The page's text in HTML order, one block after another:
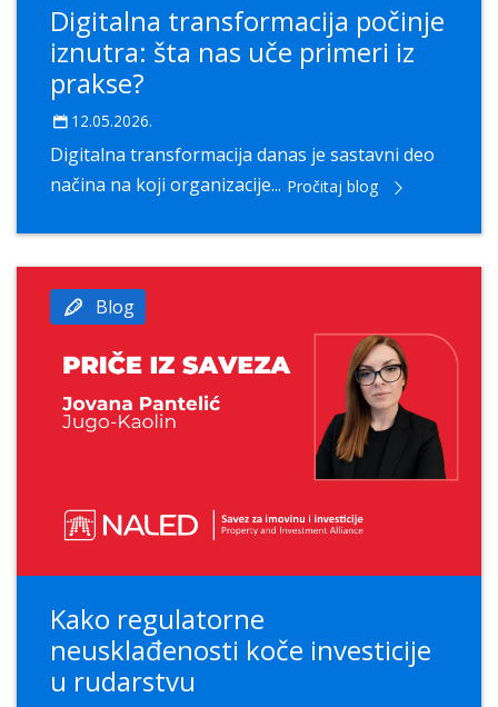
Digitalna transformacija počinje
iznutra: šta nas uče primeri iz
prakse?
12.05.2026.
Digitalna transformacija danas je sastavni deo
načina na koji organizacije... Pročitaj blog
Blog
Kako regulatorne
neusklađenosti koče investicije
u rudarstvu